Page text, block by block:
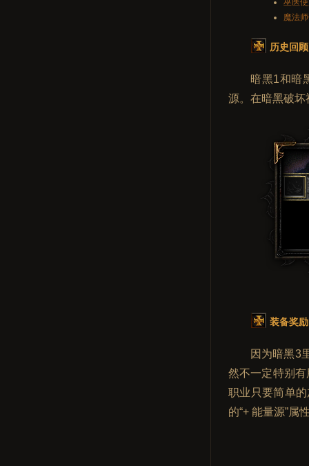
巫医
魔法
历史回顾
暗黑1和暗
源。在暗黑破
装备奖励
因为暗黑3
然不一定特别
职业只要简单
的“+ 能量源”属